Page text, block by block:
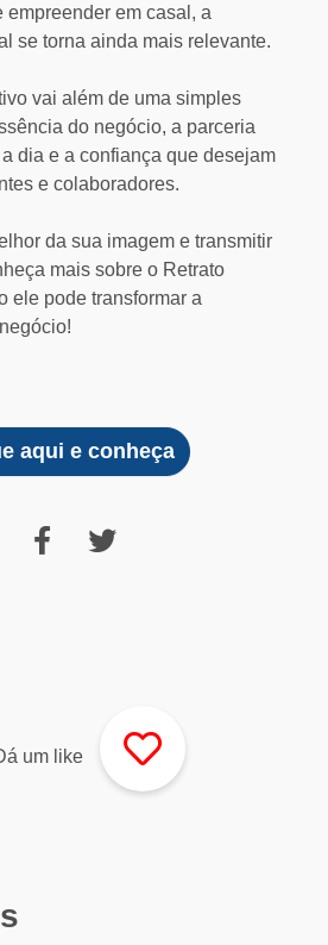
empreender em casal, a
se torna ainda mais relevante.
vai além de uma simples
do negócio, a parceria
dia e a confiança que desejam
e colaboradores.
da sua imagem e transmitir
mais sobre o Retrato
ele pode transformar a
aqui e conheça
um like